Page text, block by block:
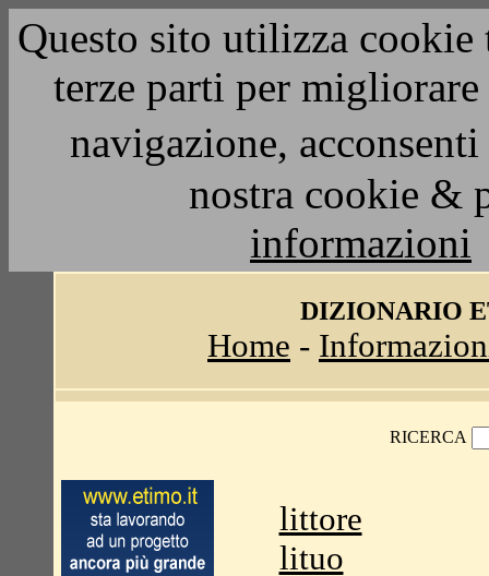
Questo sito utilizza
terze parti per
navigazione,
nostra cookie &
informazioni
DIZIONARIO
Home -
RICERCA
littore
lituo